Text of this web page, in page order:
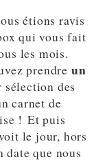
étions ravis
qui vous fait
les mois.
prendre un
des
carnet de
! Et puis
le jour, hors
date que nous